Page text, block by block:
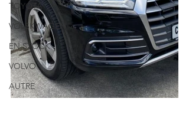
TOYOTA
VOLSKWAGEN
EN STOCK
VOLVO
AUTRE